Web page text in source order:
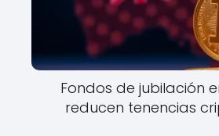
Fondos de jubilación
reducen tenencias